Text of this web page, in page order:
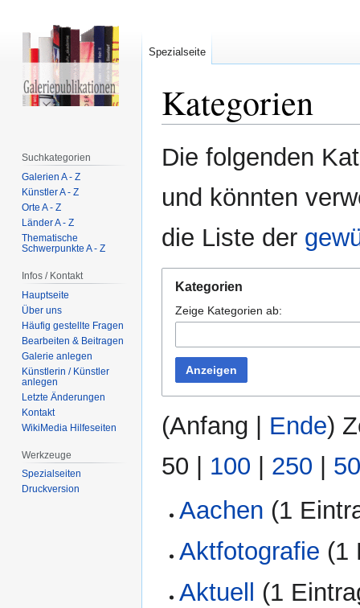
Kategorien
Zur
Navigation
Zur
Suche
Die folgenden
und könnten
die Liste der
Kategorien
Zeige Kategorien ab:
Anzeigen
(Anfang Ende)
50
100 250
Aachen (1
Aktfotografie
Aktuell
(1
Spezialseite
Suchkategorien
Galerien A - Z
Künstler A - Z
Orte A - Z
Länder A - Z
Thematische
Schwerpunkte A - Z
Infos / Kontakt
Hauptseite
Über uns
Häufig gestellte Fragen
Bearbeiten & Beitragen
Galerie anlegen
Künstlerin / Künstler
anlegen
Letzte Änderungen
Kontakt
WikiMedia Hilfeseiten
Werkzeuge
Spezialseiten
Druckversion